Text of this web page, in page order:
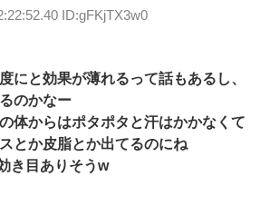
ID:gFKjTX3w0
にと効果が薄れるって話もあるし、
のかなー
体からはポタポタと汗はかかなくて
とか皮脂とか出てるのにね
き目ありそうw